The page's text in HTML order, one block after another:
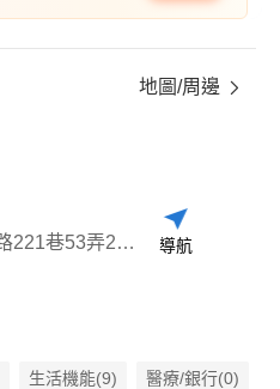
地圖/周邊
新竹縣竹北市溪州路221巷53弄25號之1 導航
生活機能(9) 醫療/銀行(0)